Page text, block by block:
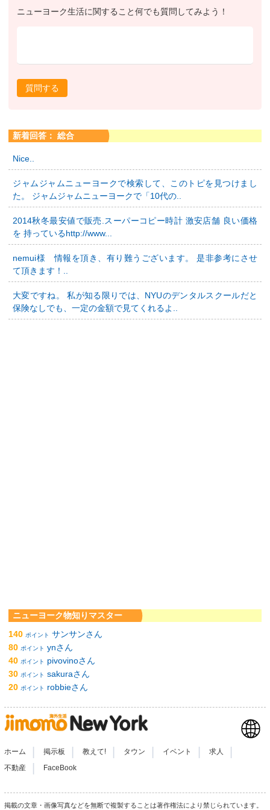
ニューヨーク生活に関すること何でも質問してみよう！
質問する
新着回答： 総合
Nice..
ジャムジャムニューヨークで検索して、このトピを見つけまし
た。 ジャムジャムニューヨークで「10代の..
2014秋冬最安値で販売.スーパーコピー時計 激安店舗 良い価格
を 持っているhttp://www...
nemui様 情報を頂き、有り難うございます。 是非参考にさせ
て頂きます！..
大変ですね。 私が知る限りでは、NYUのデンタルスクールだと
保険なしでも、一定の金額で見てくれるよ..
ニューヨーク物知りマスター
140 ポイント サンサンさん
80 ポイント ynさん
40 ポイント
pivovinoさん
30 ポイント sakuraさん
20 ポイント robbieさん
ホーム 掲示板 教えて! タウン イベント 求人
不動産 FaceBook
掲載の文章・画像写真などを無断で複製することは著作権法により禁じられています。